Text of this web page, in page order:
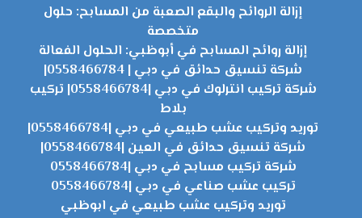
إزالة الروائح والبقع الصعبة من المسابح: حلول
متخصصة
إزالة روائح المسابح في أبوظبي: الحلول الفعالة
شركة تنسيق حدائق في دبي | 0558466784|
شركة تركيب انترلوك في دبي |0558466784| تركيب
بلاط
توريد وتركيب عشب طبيعي في دبي |0558466784|
شركة تنسيق حدائق في العين |0558466784|
شركة تركيب مسابح في دبي |0558466784
تركيب عشب صناعي في دبي |0558466784
توريد وتركيب عشب طبيعي في ابوظبي